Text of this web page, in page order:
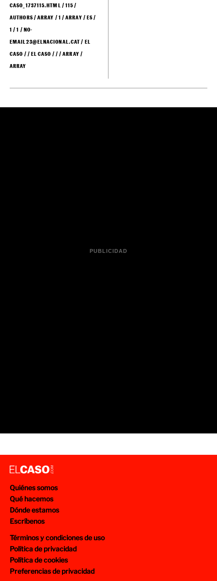
HTTPS://ELCASO.ELNACIONAL.CAT/ES/EL-
CASO_1737115.HTML / 115 /
AUTHORS / ARRAY / 1 / ARRAY / ES /
1 / 1 / NO-
EMAIL23@ELNACIONAL.CAT / EL
CASO / / EL CASO / / / ARRAY /
Quiénes somos
Qué hacemos
Dónde estamos
Escríbenos
Términos y condiciones de uso
Política de privacidad
Política de cookies